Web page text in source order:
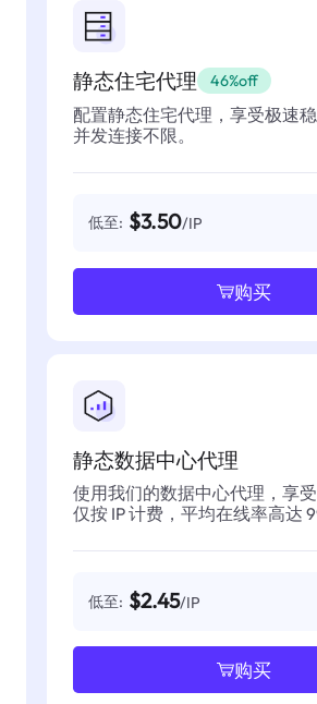
静态住宅代理 46%off
配置静态住宅代理，享受极速
并发连接不限。
低至: $3.50/IP
购买
静态数据中心代理
使用我们的数据中心代理，享受
仅按 IP 计费，平均在线率高达
低至: $2.45/IP
购买